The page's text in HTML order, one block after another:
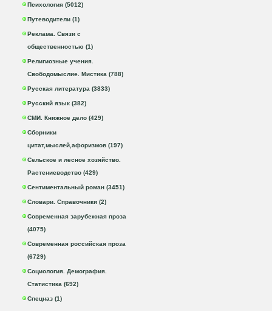
Психология (5012)
Путеводители (1)
Реклама. Связи с
общественностью (1)
Религиозные учения.
Свободомыслие. Мистика (788)
Русская литература (3833)
Русский язык (382)
СМИ. Книжное дело (429)
Сборники
цитат,мыслей,афоризмов (197)
Сельское и лесное хозяйство.
Растениеводство (429)
Сентиментальный роман (3451)
Словари. Справочники (2)
Современная зарубежная проза
(4075)
Современная российская проза
(6729)
Социология. Демография.
Статистика (692)
Спецназ (1)